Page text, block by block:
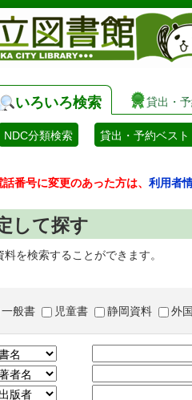
いろいろ検索 貸出・
NDC分類検索 貸出・予約ベスト
番号に変更のあった方は、 利用者
して探す
を検索することができます。
一般書 児童書 静岡資料 外